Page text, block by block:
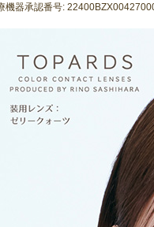
機器承認番号: